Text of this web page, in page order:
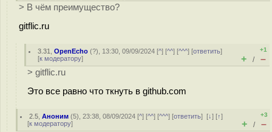
> В чём преимущество?
gitflic.ru
3.31 ,OpenEcho (?), 13:30, 09/09/2024 [^] [^^] [^^^] [ответить]
[к модератору]
+1
+ / –
> gitflic.ru
Это все равно что ткнуть в github.com
2.5 ,Аноним (5), 23:38, 08/09/2024 [^] [^^] [^^^] [ответить][↓] [↑]
[к модератору]
+3
+ / –